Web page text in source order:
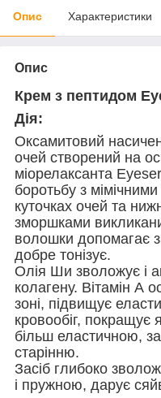
Опис Характеристики
Опис
Крем з пептидом
Дія:
Оксамитовий
очей створений на
міорелаксанта
боротьбу з
куточках очей та
зморшками
волошки допомагає
добре тонізує.
Олія Ши зволожує і
колагену. Вітамін А
зоні, підвищує
кровообіг, покращує
більш еластичною,
старінню.
Засіб глибоко
і пружною, дарує